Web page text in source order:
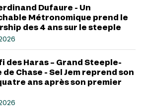
Dufaure - Un
Métronomique prend le
des 4 ans sur le steeple
des Haras – Grand Steeple-
de Chase - Sel Jem reprend son
ans après son premier